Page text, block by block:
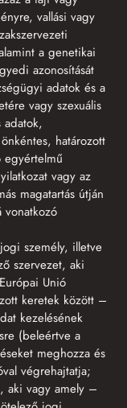
vallási vagy
a genetikai
azonosítását
adatok és a
vagy szexuális
adatok,
határozott
egyértelmű
vagy az
magatartás útján
személy, illetve
szervezet, aki
Unió
keretek között –
kezelésének
(beleértve a
meghozza és
végrehajtatja;
aki vagy amely –